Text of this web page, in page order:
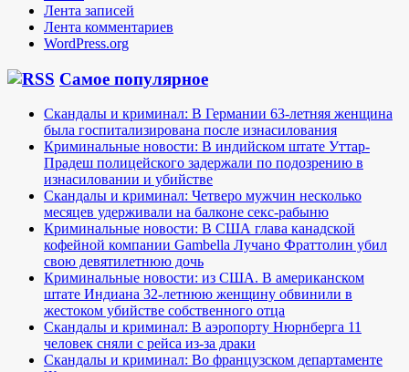
Лента записей
Лента комментариев
WordPress.org
Самое популярное
Скандалы и криминал: В Германии 63-летняя женщина
была госпитализирована после изнасилования
Криминальные новости: В индийском штате Уттар-
Прадеш полицейского задержали по подозрению в
изнасиловании и убийстве
Скандалы и криминал: Четверо мужчин несколько
месяцев удерживали на балконе секс-рабыню
Криминальные новости: В США глава канадской
кофейной компании Gambella Лучано Фраттолин убил
свою девятилетнюю дочь
Криминальные новости: из США. В американском
штате Индиана 32-летнюю женщину обвинили в
жестоком убийстве собственного отца
Скандалы и криминал: В аэропорту Нюрнберга 11
человек сняли с рейса из-за драки
Скандалы и криминал: Во французском департаменте